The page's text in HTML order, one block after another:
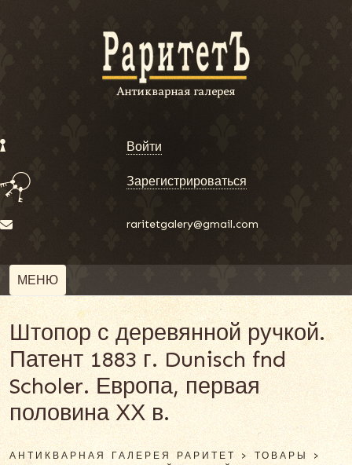
Войти
Зарегистрироваться
raritetgalery@gmail.com
МЕНЮ
Штопор с деревянной ручкой.
Патент 1883 г. Dunisch fnd
Scholer. Европа, первая
половина ХХ в.
АНТИКВАРНАЯ ГАЛЕРЕЯ РАРИТЕТ >ТОВАРЫ>